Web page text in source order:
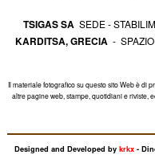
TSIGAS SA SEDE -
KARDITSA, GRECIA -
Il materiale fotografico su questo sito Web è di
altre pagine web, stampe, quotidiani e riviste,
Designed and Developed by krkx-